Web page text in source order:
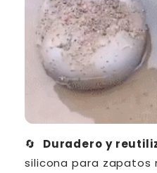
🔄 Duradero y
silicona para zapatos